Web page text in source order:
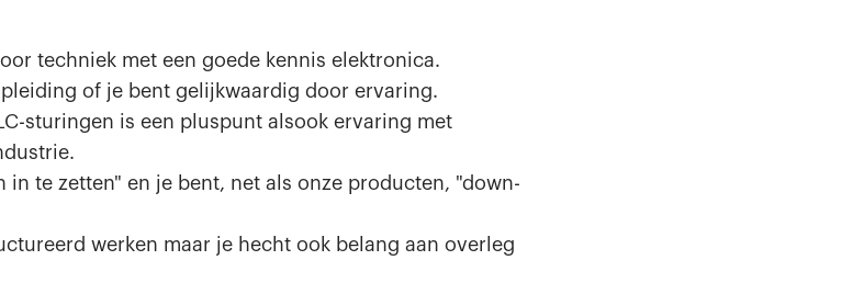
techniek met een goede kennis elektronica.
of je bent gelijkwaardig door ervaring.
sturingen is een pluspunt alsook ervaring met
in te zetten" en je bent, net als onze producten, "down-
werken maar je hecht ook belang aan overleg